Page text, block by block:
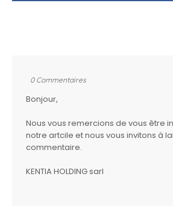
0 Commentaires
Bonjour,
Nous vous remercions de vous être
notre artcile et nous vous invitons à
commentaire.
KENTIA HOLDING sarl